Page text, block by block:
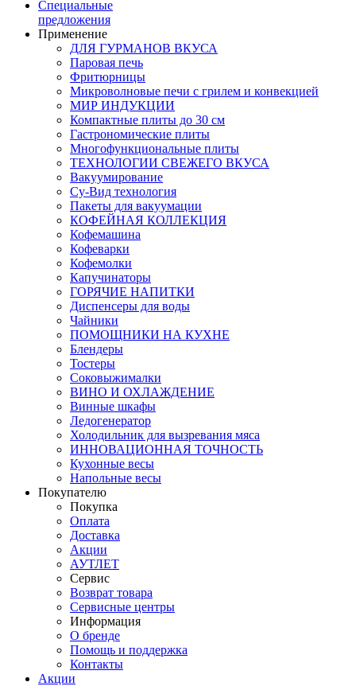
Специальные
предложения
Применение
ДЛЯ ГУРМАНОВ ВКУСА
Паровая печь
Фритюрницы
Микроволновые печи с грилем и конвекцией
МИР ИНДУКЦИИ
Компактные плиты до 30 см
Гастрономические плиты
Многофункциональные плиты
ТЕХНОЛОГИИ СВЕЖЕГО ВКУСА
Вакуумирование
Су-Вид технология
Пакеты для вакуумации
КОФЕЙНАЯ КОЛЛЕКЦИЯ
Кофемашина
Кофеварки
Кофемолки
Капучинаторы
ГОРЯЧИЕ НАПИТКИ
Диспенсеры для воды
Чайники
ПОМОЩНИКИ НА КУХНЕ
Блендеры
Тостеры
Соковыжималки
ВИНО И ОХЛАЖДЕНИЕ
Винные шкафы
Ледогенератор
Холодильник для вызревания мяса
ИННОВАЦИОННАЯ ТОЧНОСТЬ
Кухонные весы
Напольные весы
Покупателю
Покупка
Оплата
Доставка
Акции
АУТЛЕТ
Сервис
Возврат товара
Сервисные центры
Информация
О бренде
Помощь и поддержка
Контакты
Акции